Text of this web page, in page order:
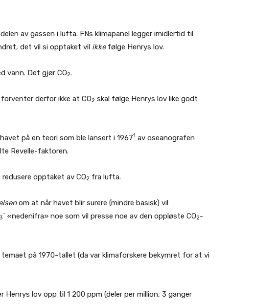
av gassen i lufta. FNs klimapanel legger imidlertid til
det vil si opptaket vil ikkefølge Henrys lov.
vann. Det gjør CO2.
forventer derfor ikke at CO2 skal følge Henrys lov like godt
på en teori som ble lansert i 19671 av oseanografen
Revelle-faktoren.
opptaket av CO2 fra lufta.
om at når havet blir surere (mindre basisk) vil
3
– «nedenifra» noe som vil presse noe av den oppløste CO2-
på 1970-tallet (da var klimaforskere bekymret for at vi
Henrys lov opp til 1 200 ppm (deler per million, 3 ganger